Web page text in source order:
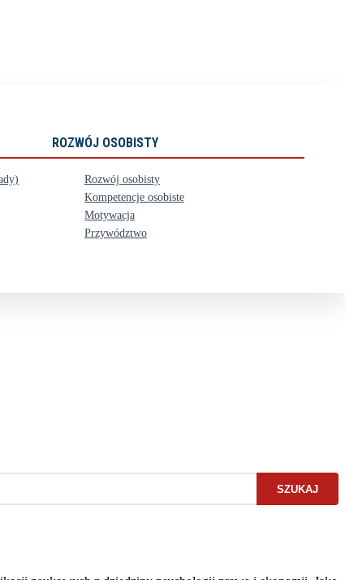
ROZWÓJ OSOBISTY
Rozwój osobisty
Kompetencje osobiste
Motywacja
Przywództwo
SZUKAJ